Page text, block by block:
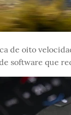
de oito
software que